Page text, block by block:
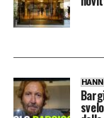
delicati.
LA